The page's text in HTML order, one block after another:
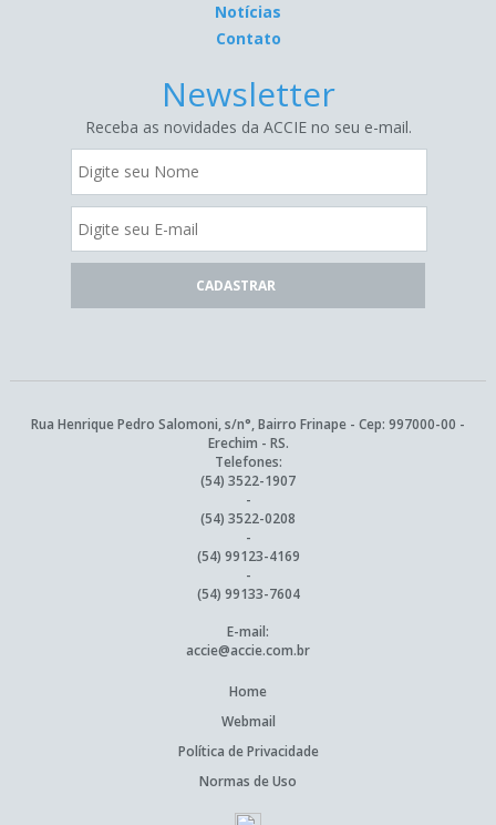
Notícias
Contato
Newsletter
Receba as novidades da ACCIE no seu e-mail.
Rua Henrique Pedro Salomoni, s/n°, Bairro Frinape - Cep: 997000-00 -
Erechim - RS.
Telefones:
(54) 3522-1907
-
(54) 3522-0208
-
(54) 99123-4169
-
(54) 99133-7604
E-mail:
accie@accie.com.br
Home
Webmail
Política de Privacidade
Normas de Uso